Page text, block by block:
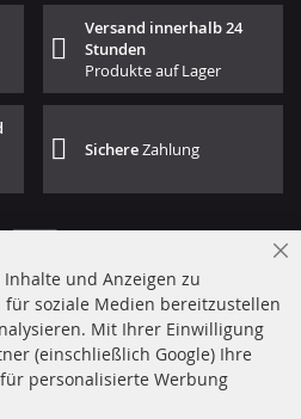
Versand innerhalb 24
Stunden
Produkte auf Lager
SichereZahlung
Uhr
und Anzeigen zu
soziale Medien bereitzustellen
Mit Ihrer Einwilligung
(einschließlich Google) Ihre
personalisierte Werbung